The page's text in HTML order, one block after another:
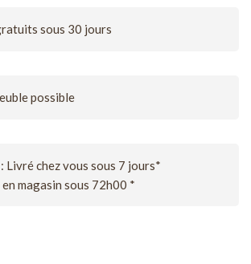
sous 30 jours
possible
Livré chez vous sous 7 jours*
magasin sous 72h00 *